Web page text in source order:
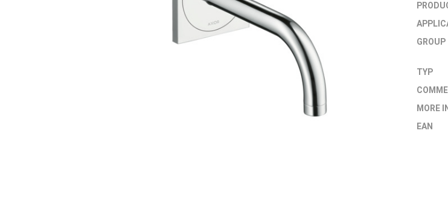
GROUP
TYP
MORE
EAN